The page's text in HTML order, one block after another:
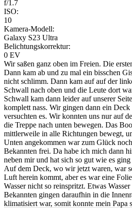
f/1.7
ISO:
10
Kamera-Modell:
Galaxy S23 Ultra
Belichtungskorrektur:
0 EV
Wir saßen ganz oben im Freien. Die
Dann kam ab und zu mal ein bisschen
nicht schlimm. Dann kam auf auf der
Schwall nach oben und die Leute dort
Schwall kam dann leider auf unserer
komplett nass. Wir gingen dann ein
versuchten es. Wir konnten uns nur auf
die Treppe nach unten bewegen. Das
mittlerweile in alle Richtungen bewegt,
Unten angekommen war zum Glück
Bekannten frei. Da habe ich mich dann
neben mir und hat sich so gut wie es ging
Auf dem Deck, wo wir jetzt waren, war
Luft herein kommt, aber es war eine
Wasser nicht so reinspritzt. Etwas
Bekannten gingen daraufhin in die
klimatisiert war, somit konnte mein Papa